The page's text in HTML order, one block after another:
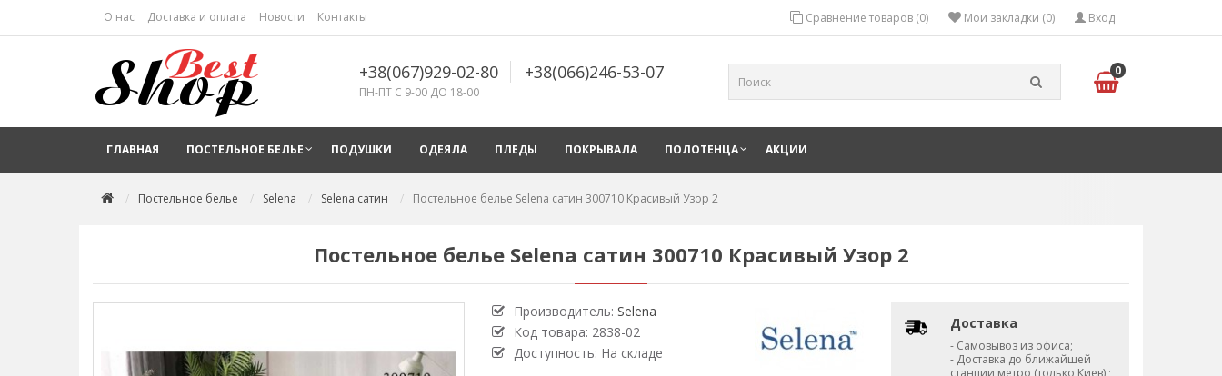
О нас Доставка и оплата Новости Контакты Вход
Мои закладки (0)
Сравнение товаров (0)
+38(067)929-02-80 +38(066)246-53-07
ПН-ПТ С 9-00 ДО 18-00
0
ГЛАВНАЯ ПОСТЕЛЬНОЕ БЕЛЬЕ ПОДУШКИ ОДЕЯЛА ПЛЕДЫ ПОКРЫВАЛА ПОЛОТЕНЦА АКЦИИ
Постельное белье Selena Selena сатин Постельное белье Selena сатин 300710 Красивый Узор 2
Постельное белье Selena сатин 300710 Красивый Узор 2
Производитель: Selena
Код товара: 2838-02
Доступность: На складе
Доставка
- Самовывоз из офиса;
- Доставка до ближайшей
станции метро (только Киев) ;